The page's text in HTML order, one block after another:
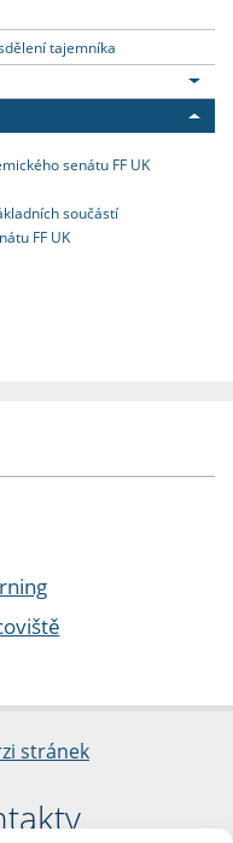
tajemníka
senátu FF UK
součástí
FF UK
stránek